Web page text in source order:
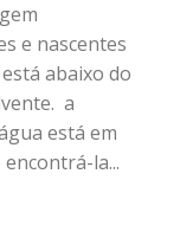
e nascentes
abaixo do
a
está em
la...